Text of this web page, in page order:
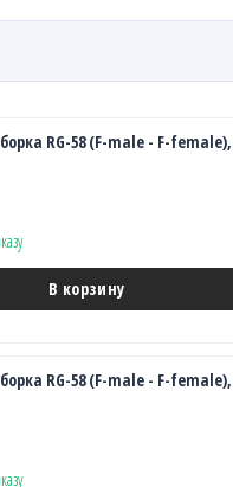
RG-58 (F-male - F-female),
В корзину
RG-58 (F-male - F-female),